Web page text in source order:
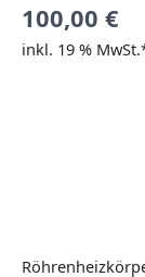
100,00 €
inkl. 19 %